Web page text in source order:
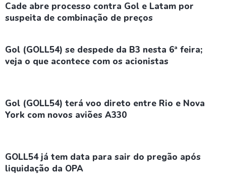
Cade abre processo contra Gol e Latam por
suspeita de combinação de preços
Gol (GOLL54) se despede da B3 nesta 6ª feira;
veja o que acontece com os acionistas
Gol (GOLL54) terá voo direto entre Rio e Nova
York com novos aviões A330
GOLL54 já tem data para sair do pregão após
liquidação da OPA